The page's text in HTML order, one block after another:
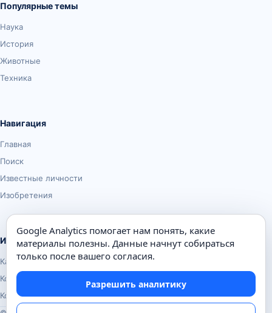
Популярные темы
Наука
История
Животные
Техника
Навигация
Главная
Поиск
Известные личности
Изобретения
Информация
Карта сайта
Контакты
Конфиденциальность
Google Analytics помогает нам понять, какие
материалы полезны. Данные начнут собираться
только после вашего согласия.
Разрешить аналитику